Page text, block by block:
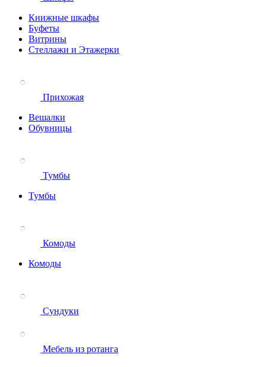
Книжные шкафы
Буфеты
Витрины
Стеллажи и Этажерки
Прихожая
Вешалки
Обувницы
Тумбы
Тумбы
Комоды
Комоды
Сундуки
Мебель из ротанга